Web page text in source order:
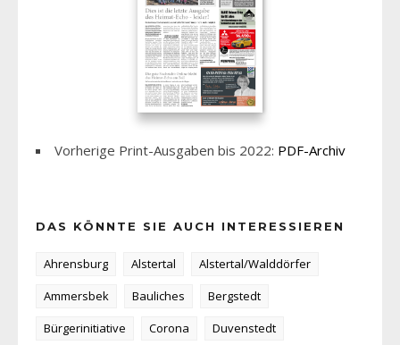
Vorherige Print-Ausgaben bis 2022: PDF-Archiv
DAS KÖNNTE SIE AUCH INTERESSIEREN
Ahrensburg Alstertal
Alstertal/Walddörfer
Ammersbek
Bauliches
Bergstedt
Bürgerinitiative
Corona
Duvenstedt